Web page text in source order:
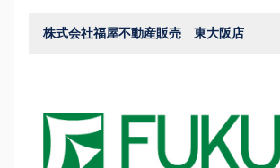
株式会社福屋不動産販売 東大阪店